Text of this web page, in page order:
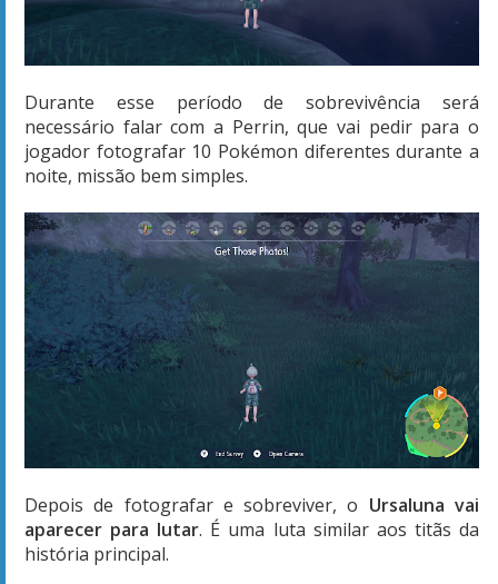
Durante esse período de sobrevivência será
necessário falar com a Perrin, que vai pedir para o
jogador fotografar 10 Pokémon diferentes durante a
noite, missão bem simples.
Depois de fotografar e sobreviver, o Ursaluna vai
aparecer para lutar. É uma luta similar aos titãs da
história principal.